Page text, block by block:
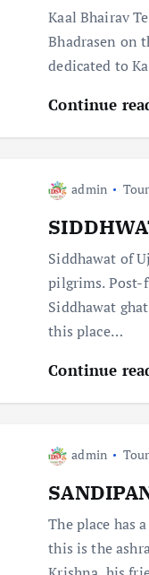
Kaal Bhairav
Bhadrasen on
dedicated to
Continue
admin
Siddhawat of
pilgrims. Post-
Siddhawat
this place…
Continue
admin
The place has
this is the